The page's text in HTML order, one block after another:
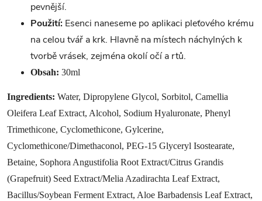
pevnější.
Použití: Esenci naneseme po aplikaci pleťového krému
na celou tvář a krk. Hlavně na místech náchylných k
tvorbě vrásek, zejména okolí očí a rtů.
Obsah: 30ml
Ingredients: Water, Dipropylene Glycol, Sorbitol, Camellia
Oleifera Leaf Extract, Alcohol, Sodium Hyaluronate, Phenyl
Trimethicone, Cyclomethicone, Gylcerine,
Cyclomethicone/Dimethaconol, PEG-15 Glyceryl Isostearate,
Betaine, Sophora Angustifolia Root Extract/Citrus Grandis
(Grapefruit) Seed Extract/Melia Azadirachta Leaf Extract,
Bacillus/Soybean Ferment Extract, Aloe Barbadensis Leaf Extract,